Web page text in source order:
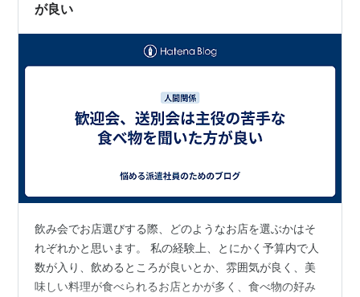
が良い
飲み会でお店選びする際、どのようなお店を選ぶかはそ
れぞれかと思います。 私の経験上、とにかく予算内で人
数が入り、飲めるところが良いとか、雰囲気が良く、美
味しい料理が食べられるお店とかが多く、食べ物の好み